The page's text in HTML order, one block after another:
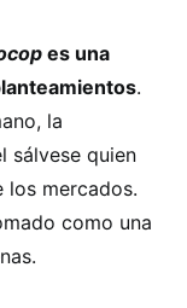
es una
.
la
sálvese quien
los mercados.
como una